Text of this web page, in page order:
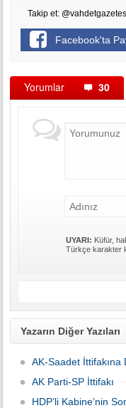
Takip et:
Facebook'ta
Yorumlar 30
UYARI: Küfür,
Türkçe karakter
Yazarın Diğer Yazıları
AK-Saadet İttifakına
AK Parti-SP İttifakı
HDP’li Kabine’nin